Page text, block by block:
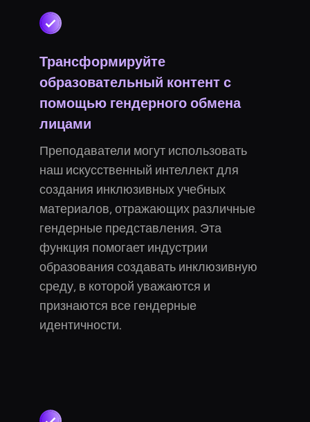
Трансформируйте
образовательный контент с
помощью гендерного обмена
лицами
Преподаватели могут использовать
наш искусственный интеллект для
создания инклюзивных учебных
материалов, отражающих различные
гендерные представления. Эта
функция помогает индустрии
образования создавать инклюзивную
среду, в которой уважаются и
признаются все гендерные
идентичности.